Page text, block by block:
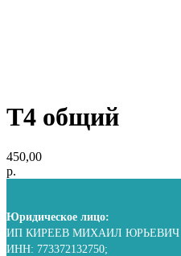
Т4 общий
450,00
р.
Юридическое лицо:
ИП КИРЕЕВ МИХАИЛ ЮРЬЕВИЧ
ИНН: 773372132750;